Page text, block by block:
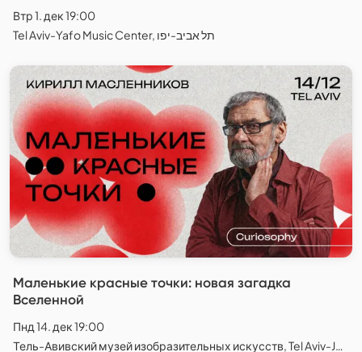
Втр 1. дек 19:00
Tel Aviv-Yafo Music Center, תל אביב-יפו
Маленькие красные точки: новая загадка
Вселенной
Пнд 14. дек 19:00
Тель-Авивский музей изобразительных искусств, Tel Aviv-Jaffa